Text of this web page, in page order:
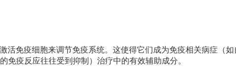
活免疫细胞来调节免疫系统。这使得它们成为免疫相关病症（如
免疫反应往往受到抑制）治疗中的有效辅助成分。